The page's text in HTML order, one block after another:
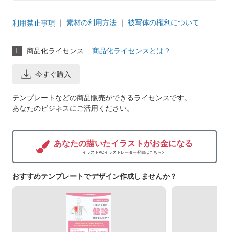
利用禁止事項 ｜ 素材の利用方法 ｜ 被写体の権利について
L 商品化ライセンス 商品化ライセンスとは？
今すぐ購入
テンプレートなどの商品販売ができるライセンスです。
あなたのビジネスにご活用ください。
あなたの描いたイラストがお金になる
イラストACイラストレーター登録はこちら>
おすすめテンプレートでデザイン作成しませんか？